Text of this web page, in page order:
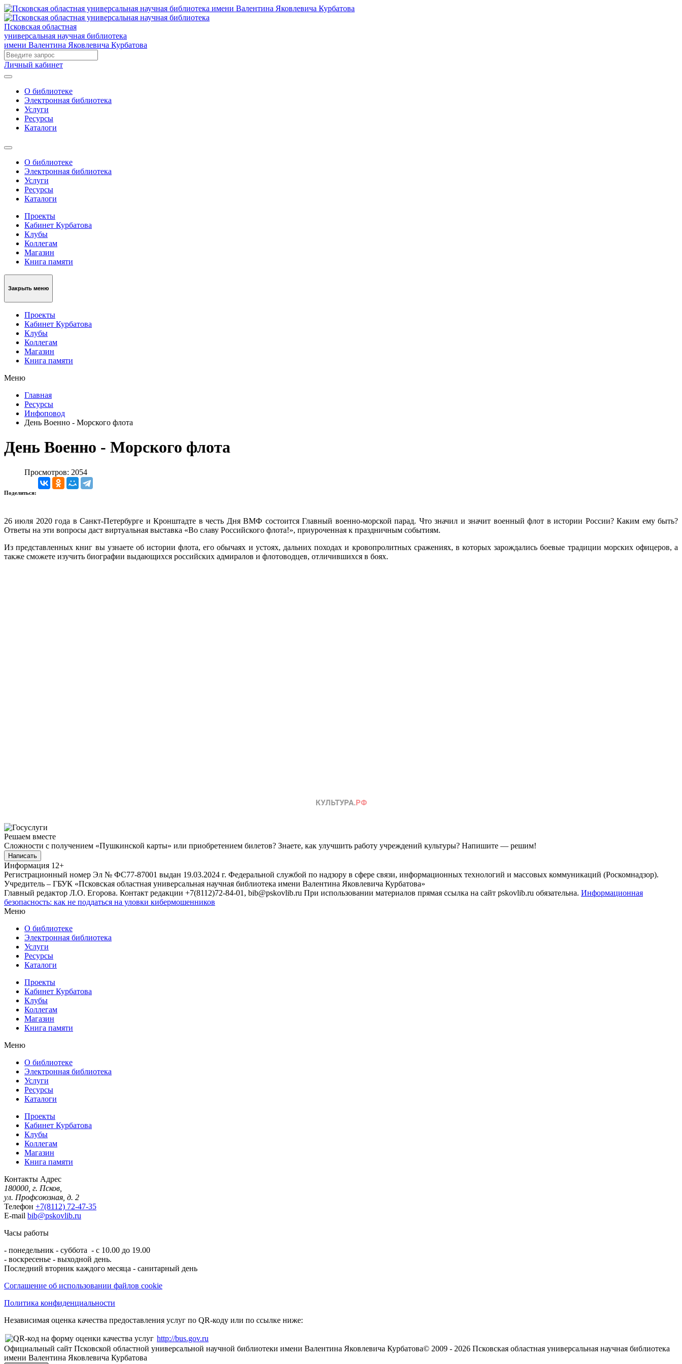
Псковская областная
универсальная научная библиотека
имени Валентина Яковлевича Курбатова
Личный кабинет
О библиотеке
Электронная библиотека
Услуги
Ресурсы
Каталоги
О библиотеке
Электронная библиотека
Услуги
Ресурсы
Каталоги
Проекты
Кабинет Курбатова
Клубы
Коллегам
Магазин
Книга памяти
Закрыть меню
Проекты
Кабинет Курбатова
Клубы
Коллегам
Магазин
Книга памяти
Меню
Главная
Ресурсы
Инфоповод
День Военно - Морского флота
День Военно - Морского флота
Просмотров: 2054
Поделиться:
26 июля 2020 года в Санкт-Петербурге и Кронштадте в честь Дня ВМФ состоится Главный военно-морской парад. Что значил и значит военный флот в истории России? Каким ему быть?
Ответы на эти вопросы даст виртуальная выставка «Во славу Российского флота!», приуроченная к праздничным событиям.
Из представленных книг вы узнаете об истории флота, его обычаях и устоях, дальних походах и кровопролитных сражениях, в которых зарождались боевые традиции морских офицеров, а
также сможете изучить биографии выдающихся российских адмиралов и флотоводцев, отличившихся в боях.
Решаем вместе
Сложности с получением «Пушкинской карты» или приобретением билетов? Знаете, как улучшить работу учреждений культуры? Напишите — решим!
Написать
Информация 12+
Регистрационный номер Эл № ФС77-87001 выдан 19.03.2024 г. Федеральной службой по надзору в сфере связи, информационных технологий и массовых коммуникаций (Роскомнадзор).
Учредитель – ГБУК «Псковская областная универсальная научная библиотека имени Валентина Яковлевича Курбатова»
Главный редактор Л.О. Егорова. Контакт редакции +7(8112)72-84-01, bib@pskovlib.ru При использовании материалов прямая ссылка на сайт pskovlib.ru обязательна. Информационная
безопасность: как не поддаться на уловки кибермошенников
Меню
О библиотеке
Электронная библиотека
Услуги
Ресурсы
Каталоги
Проекты
Кабинет Курбатова
Клубы
Коллегам
Магазин
Книга памяти
Меню
О библиотеке
Электронная библиотека
Услуги
Ресурсы
Каталоги
Проекты
Кабинет Курбатова
Клубы
Коллегам
Магазин
Книга памяти
Контакты Адрес
180000, г. Псков,
ул. Профсоюзная, д. 2
Телефон +7(8112) 72-47-35
E-mail bib@pskovlib.ru
Часы работы
- понедельник - суббота - с 10.00 до 19.00
- воскресенье - выходной день.
Последний вторник каждого месяца - санитарный день
Соглашение об использовании файлов cookie
Политика конфиденциальности
Независимая оценка качества предоставления услуг по QR-коду или по ссылке ниже:
http://bus.gov.ru
Официальный сайт Псковской областной универсальной научной библиотеки имени Валентина Яковлевича Курбатова© 2009 - 2026 Псковская областная универсальная научная библиотека
имени Валентина Яковлевича Курбатова